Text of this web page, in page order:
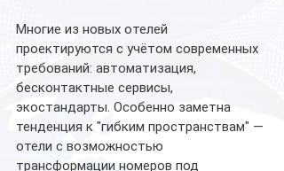
Многие из новых отелей
проектируются с учётом современных
требований: автоматизация,
бесконтактные сервисы,
экостандарты. Особенно заметна
тенденция к "гибким пространствам" —
отели с возможностью
трансформации номеров под